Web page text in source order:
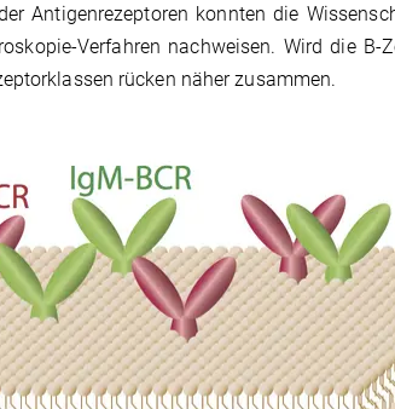
Antigenrezeptoren konnten die
Verfahren nachweisen. Wird die B-
rücken näher zusammen.